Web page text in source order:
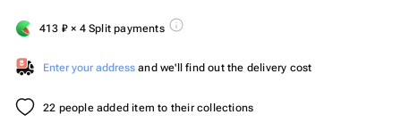
413 ₽ × 4 Split payments
Enter your address and we'll find out the delivery cost
22 people added item to their collections